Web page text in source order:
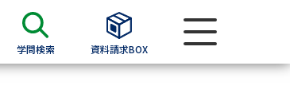
学問検索 資料請求BOX